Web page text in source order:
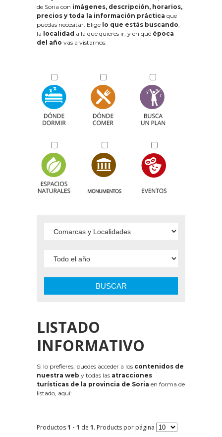
de Soria con imágenes, descripción, horarios,
precios y toda la información práctica que
puedas necesitar. Elige lo que estás buscando,
la localidad a la que quieres ir, y en qué época
del año vas a vistarnos:
BUSCAR
LISTADO
INFORMATIVO
Si lo prefieres, puedes acceder a los contenidos de
nuestra web y todas las atracciones
turísticas de la provincia de Soria en forma de
listado, aquí:
Productos1 - 1 de 1. Products por página